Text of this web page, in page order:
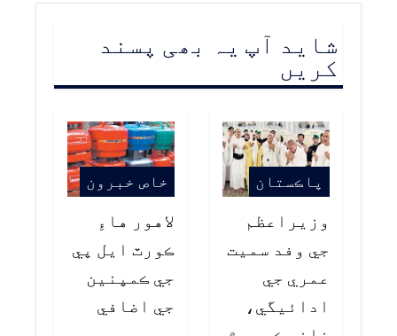
شاید آپ یہ بھی پسند
کریں
پاڪستان
وزيراعظم
جي وفد سميت
عمري جي
ادائيگي،
خاص خبرون
لاهور هاءِ
ڪورٽ ايل پي
جي ڪمپنين
جي اضافي